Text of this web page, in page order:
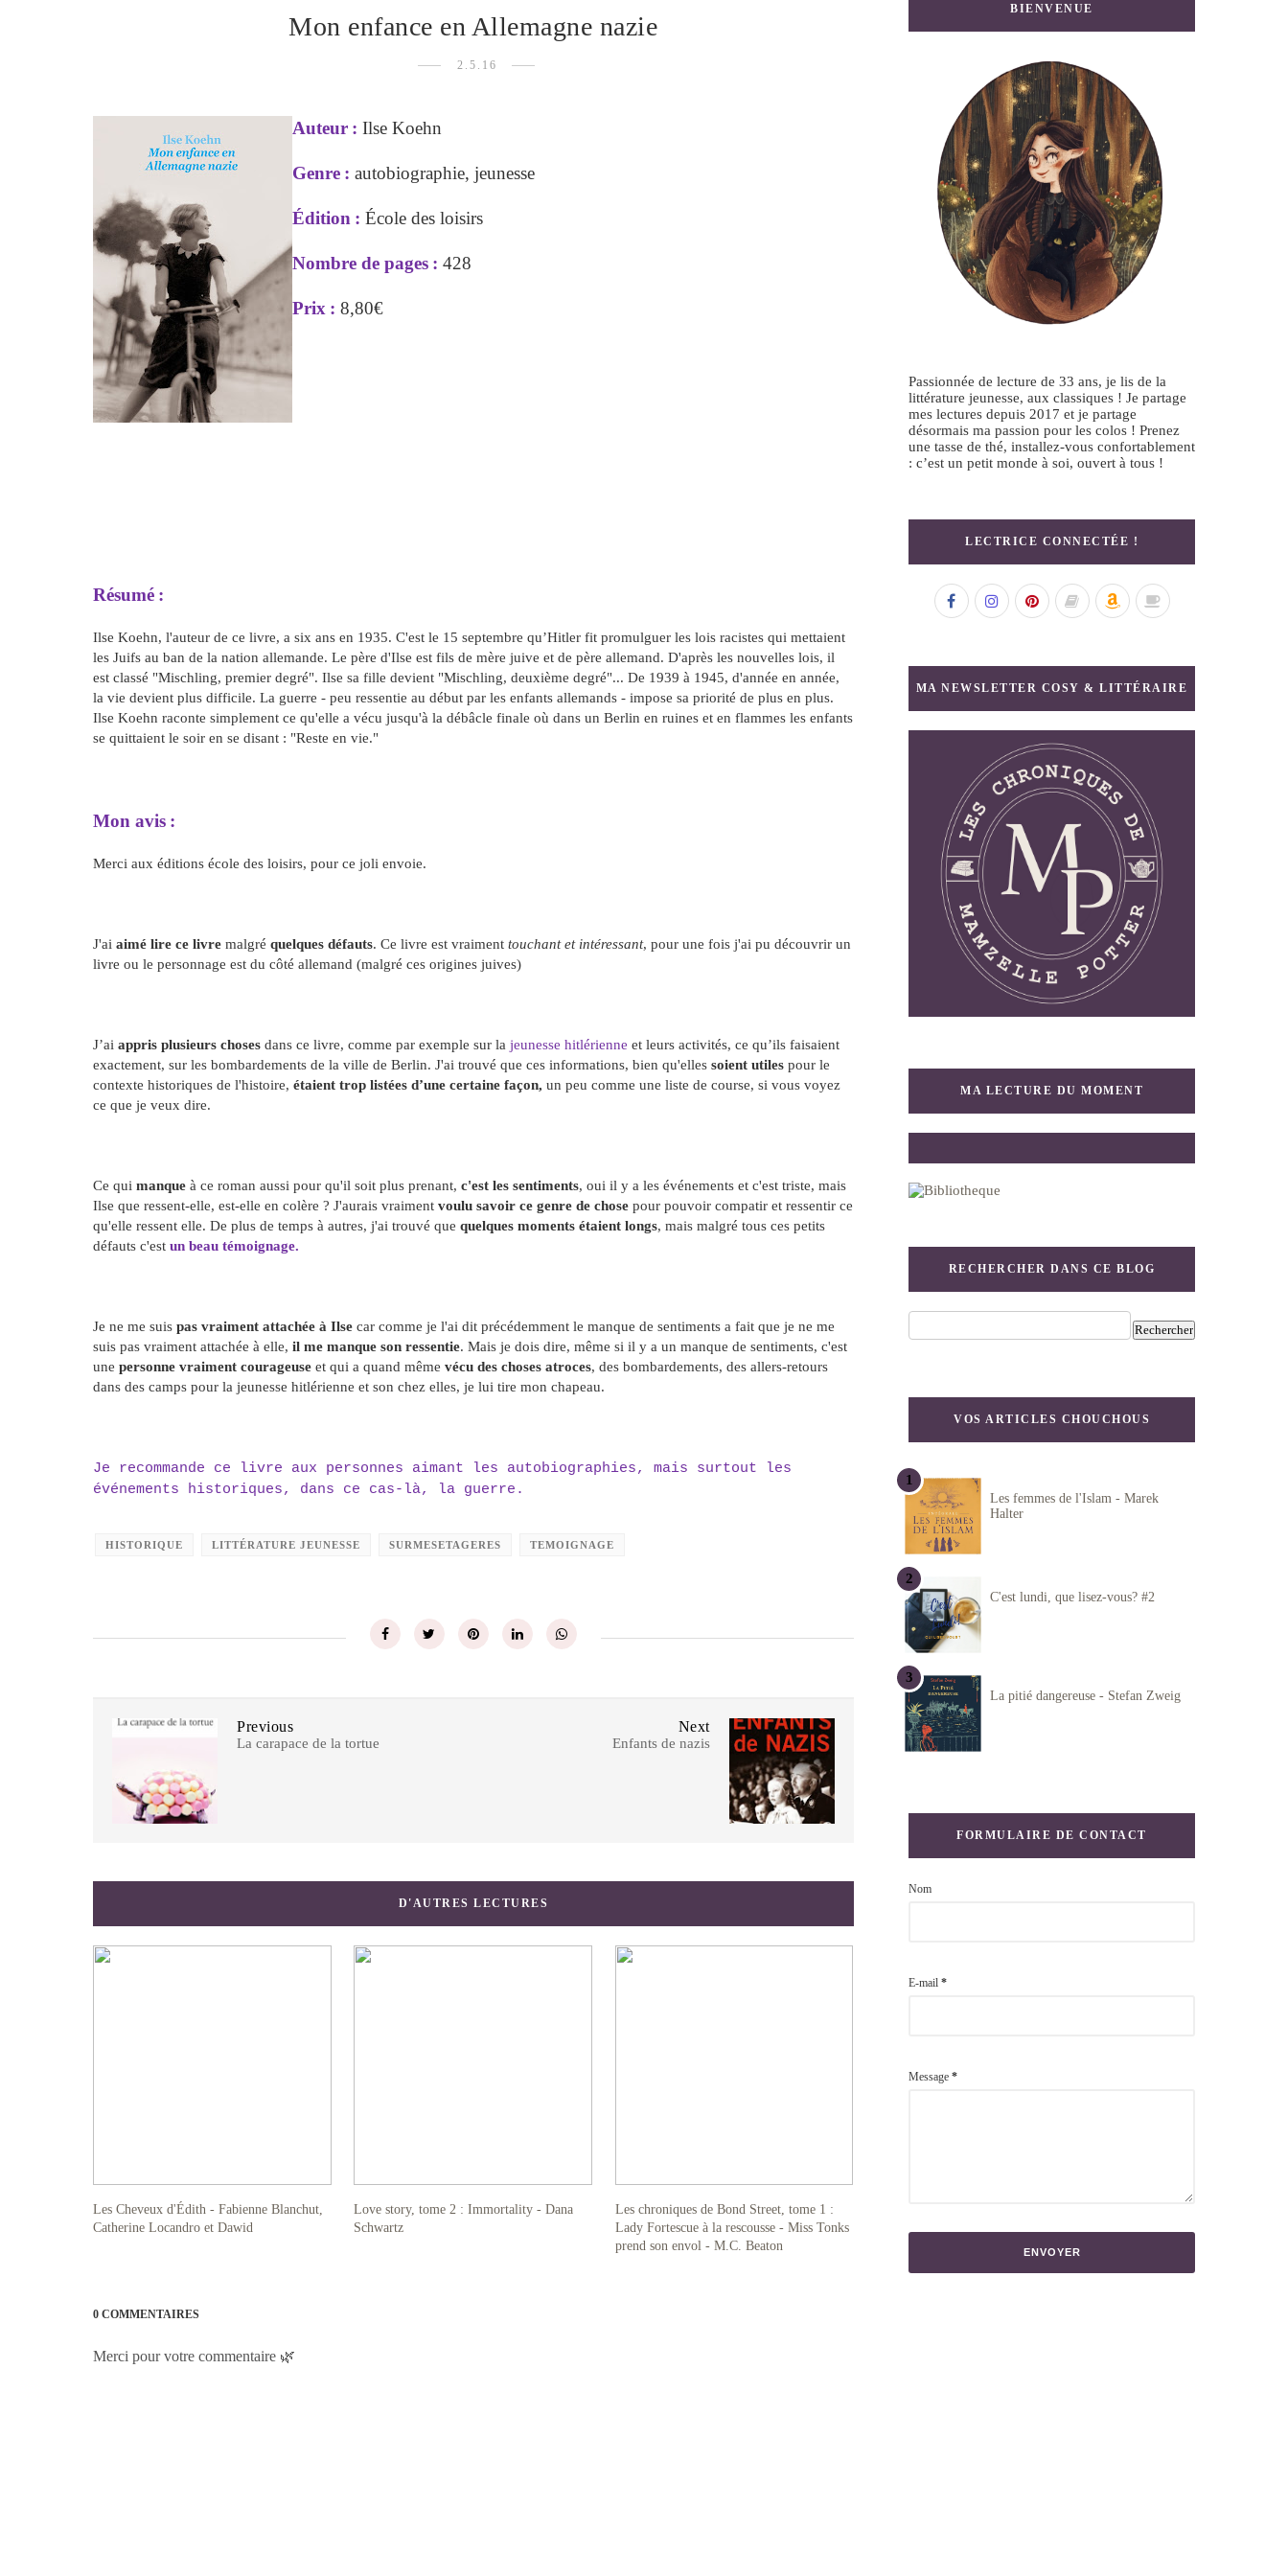
Mon enfance en Allemagne nazie
2.5.16
Auteur : Ilse Koehn
Genre : autobiographie, jeunesse
Édition : École des loisirs
Nombre de pages : 428
Prix : 8,80€
Résumé :
Ilse Koehn, l'auteur de ce livre, a six ans en 1935. C'est le 15 septembre qu’Hitler fit promulguer les lois racistes qui mettaient
les Juifs au ban de la nation allemande. Le père d'Ilse est fils de mère juive et de père allemand. D'après les nouvelles lois, il
est classé "Mischling, premier degré". Ilse sa fille devient "Mischling, deuxième degré"... De 1939 à 1945, d'année en année,
la vie devient plus difficile. La guerre - peu ressentie au début par les enfants allemands - impose sa priorité de plus en plus.
Ilse Koehn raconte simplement ce qu'elle a vécu jusqu'à la débâcle finale où dans un Berlin en ruines et en flammes les enfants
se quittaient le soir en se disant : "Reste en vie."
Mon avis :
Merci aux éditions école des loisirs, pour ce joli envoie.
J'ai aimé lire ce livre malgré quelques défauts. Ce livre est vraiment touchant et intéressant, pour une fois j'ai pu découvrir un
livre ou le personnage est du côté allemand (malgré ces origines juives)
J’ai appris plusieurs choses dans ce livre, comme par exemple sur la jeunesse hitlérienne et leurs activités, ce qu’ils faisaient
exactement, sur les bombardements de la ville de Berlin. J'ai trouvé que ces informations, bien qu'elles soient utiles pour le
contexte historiques de l'histoire, étaient trop listées d’une certaine façon, un peu comme une liste de course, si vous voyez
ce que je veux dire.
Ce qui manque à ce roman aussi pour qu'il soit plus prenant, c'est les sentiments, oui il y a les événements et c'est triste, mais
Ilse que ressent-elle, est-elle en colère ? J'aurais vraiment voulu savoir ce genre de chose pour pouvoir compatir et ressentir ce
qu'elle ressent elle. De plus de temps à autres, j'ai trouvé que quelques moments étaient longs, mais malgré tous ces petits
défauts c'est un beau témoignage.
Je ne me suis pas vraiment attachée à Ilse car comme je l'ai dit précédemment le manque de sentiments a fait que je ne me
suis pas vraiment attachée à elle, il me manque son ressentie. Mais je dois dire, même si il y a un manque de sentiments, c'est
une personne vraiment courageuse et qui a quand même vécu des choses atroces, des bombardements, des allers-retours
dans des camps pour la jeunesse hitlérienne et son chez elles, je lui tire mon chapeau.
Je recommande ce livre aux personnes aimant les autobiographies, mais surtout les
événements historiques, dans ce cas-là, la guerre.
HISTORIQUE LITTÉRATURE JEUNESSE SURMESETAGERES TEMOIGNAGE
Next
Enfants de nazis
Previous
La carapace de la tortue
D'AUTRES LECTURES
Les Cheveux d'Édith - Fabienne Blanchut,
Catherine Locandro et Dawid
Love story, tome 2 : Immortality - Dana
Schwartz
Les chroniques de Bond Street, tome 1 :
Lady Fortescue à la rescousse - Miss Tonks
prend son envol - M.C. Beaton
0 COMMENTAIRES
Merci pour votre commentaire 🌿
BIENVENUE
Passionnée de lecture de 33 ans, je lis de la
littérature jeunesse, aux classiques ! Je partage
mes lectures depuis 2017 et je partage
désormais ma passion pour les colos ! Prenez
une tasse de thé, installez-vous confortablement
: c’est un petit monde à soi, ouvert à tous !
LECTRICE CONNECTÉE !
MA NEWSLETTER COSY & LITTÉRAIRE
MA LECTURE DU MOMENT
RECHERCHER DANS CE BLOG
VOS ARTICLES CHOUCHOUS
Les femmes de l'Islam - Marek
Halter
C'est lundi, que lisez-vous? #2
La pitié dangereuse - Stefan Zweig
FORMULAIRE DE CONTACT
Nom
E-mail *
Message *